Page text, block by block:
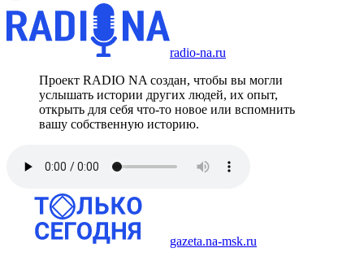
radio-na.ru
Проект RADIO NA создан, чтобы вы могли
услышать истории других людей, их опыт,
открыть для себя что-то новое или вспомнить
вашу собственную историю.
gazeta.na-msk.ru